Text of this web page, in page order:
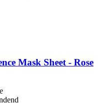
Mask Sheet -​ Rose